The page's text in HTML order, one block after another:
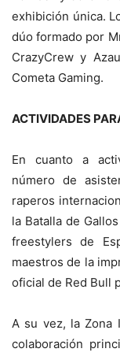
exhibición única.
dúo formado por
CrazyCrew y
Cometa Gaming.
ACTIVIDADES
En cuanto a
número de
raperos
la Batalla de
freestylers de
maestros de la
oficial de Red Bull
A su vez, la Zona
colaboración